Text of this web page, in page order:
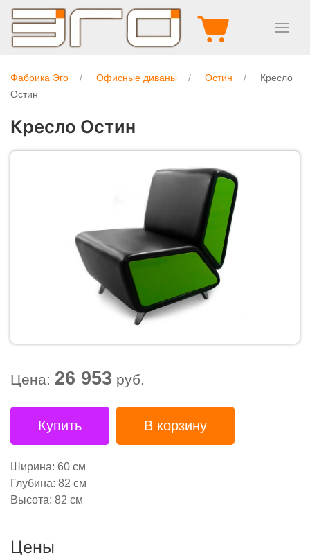
Фабрика Эго Офисные диваны Остин
Кресло
Остин
Кресло Остин
Цена: 26 953 руб.
Купить В корзину
Ширина: 60 см
Глубина: 82 см
Высота: 82 см
Цены